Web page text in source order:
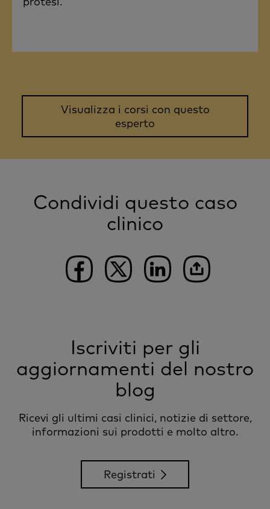
Visualizza i corsi con questo
esperto
Condividi questo caso
clinico
Iscriviti per gli
aggiornamenti del nostro
blog
Ricevi gli ultimi casi clinici, notizie di settore,
informazioni sui prodotti e molto altro.
Registrati